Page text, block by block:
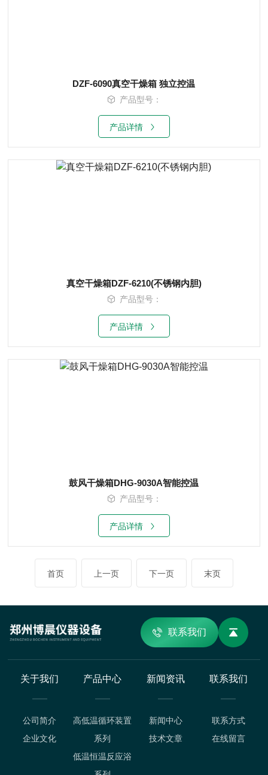
DZF-6090真空干燥箱 独立控温
产品型号：
产品详情
真空干燥箱DZF-6210(不锈钢内胆)
产品型号：
产品详情
鼓风干燥箱DHG-9030A智能控温
产品型号：
产品详情
首页 上一页 下一页 末页
联系我们
关于我们
公司简介
企业文化
产品中心
高低温循环装置
系列
低温恒温反应浴
新闻资讯
新闻中心
技术文章
联系我们
联系方式
在线留言